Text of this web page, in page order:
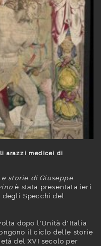
arazzi medicei di
storie di Giuseppe
è stata presentata ieri
degli Specchi del
dopo l'Unità d'Italia
il ciclo delle storie
del XVI secolo per